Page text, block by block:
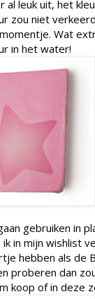
al leuk uit, het
zou niet
Wat
in het water!
gebruiken in
in mijn wishlist
hebben als de
proberen dan
koop of in deze